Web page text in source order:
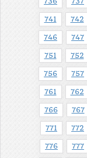
741 742
746 747
751 752
756 757
761 762
766 767
771 772
776 777